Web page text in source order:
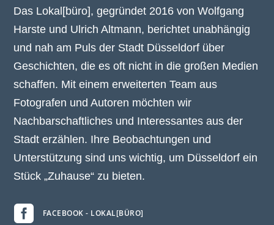
Das Lokal[büro], gegründet 2016 von Wolfgang
Harste und Ulrich Altmann, berichtet unabhängig
und nah am Puls der Stadt Düsseldorf über
Geschichten, die es oft nicht in die großen Medien
schaffen. Mit einem erweiterten Team aus
Fotografen und Autoren möchten wir
Nachbarschaftliches und Interessantes aus der
Stadt erzählen. Ihre Beobachtungen und
Unterstützung sind uns wichtig, um Düsseldorf ein
Stück „Zuhause“ zu bieten.
 FACEBOOK - LOKAL[BÜRO]